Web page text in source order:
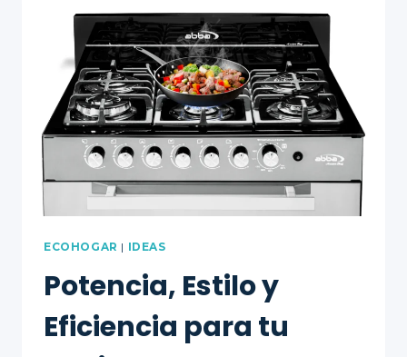
MEDIO
AMBIENTE
ECOHOGAR | IDEAS
Potencia, Estilo y
Eficiencia para tu